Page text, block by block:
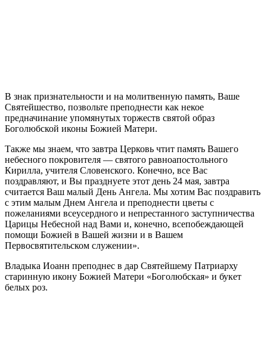
В знак признательности и на молитвенную память, Ваше
Святейшество, позвольте преподнести как некое
предначинание упомянутых торжеств святой образ
Боголюбской иконы Божией Матери.
Также мы знаем, что завтра Церковь чтит память Вашего
небесного покровителя — святого равноапостольного
Кирилла, учителя Словенского. Конечно, все Вас
поздравляют, и Вы празднуете этот день 24 мая, завтра
считается Ваш малый День Ангела. Мы хотим Вас поздравить
с этим малым Днем Ангела и преподнести цветы с
пожеланиями всеусердного и непрестанного заступничества
Царицы Небесной над Вами и, конечно, всепобеждающей
помощи Божией в Вашей жизни и в Вашем
Первосвятительском служении».
Владыка Иоанн преподнес в дар Святейшему Патриарху
старинную икону Божией Матери «Боголюбская» и букет
белых роз.